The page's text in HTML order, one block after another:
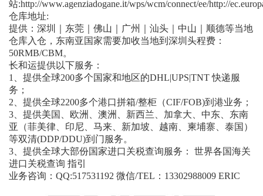
站:http://www.agenziadogane.it/wps/wcm/connect/ee/http://
仓库地址:
提供：深圳｜东莞｜佛山｜广州｜汕头｜中山｜顺德等当地
仓库入仓，东南亚国家需要加收当地到深圳头程费：
50RMB/CBM。
长和运提供以下服务：
1、提供全球200多个国家和地区的DHL|UPS|TNT 快递服
务；
2、提供全球2200多个港口拼箱/整柜（CIF/FOB)到港业务；
3、提供美国、欧洲、澳洲、新西兰、加拿大、中东、东南
亚（菲美律、印尼、马来、新加坡、越南、柬埔寨、泰国）
等双清(DDP/DDU)到门服务。
3、提供全球大部份国家进口关税查询服务： 世界各国海关
进口关税查询 指引
业务咨询：QQ:517531192 微信/TEL：13302988009 ERIC